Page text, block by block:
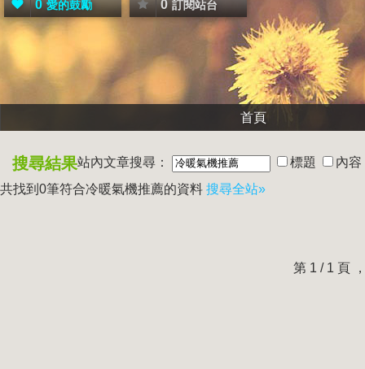
0 愛的鼓勵 0 訂閱站台
首頁
搜尋結果站內文章搜尋： 標題
內容
共找到0筆符合冷暖氣機推薦的資料 搜尋全站»
第 1 / 1